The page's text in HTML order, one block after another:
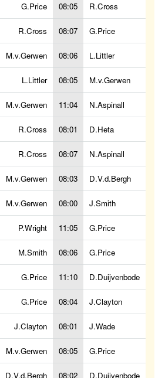
G.Price 08:05 R.Cross
R.Cross 08:07 G.Price
M.v.Gerwen 08:06 L.Littler
L.Littler 08:05 M.v.Gerwen
M.v.Gerwen 11:04 N.Aspinall
R.Cross 08:01 D.Heta
R.Cross 08:07 N.Aspinall
M.v.Gerwen 08:03 D.V.d.Bergh
M.v.Gerwen 08:00 J.Smith
P.Wright 11:05 G.Price
M.Smith 08:06 G.Price
G.Price 11:10 D.Duijvenbode
G.Price 08:04 J.Clayton
J.Clayton 08:01 J.Wade
M.v.Gerwen 08:05 G.Price
D.V.d.Bergh 08:02 D.Duijvenbode